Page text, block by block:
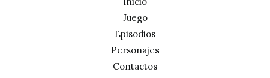
Juego
Episodios
Personajes
Contactos